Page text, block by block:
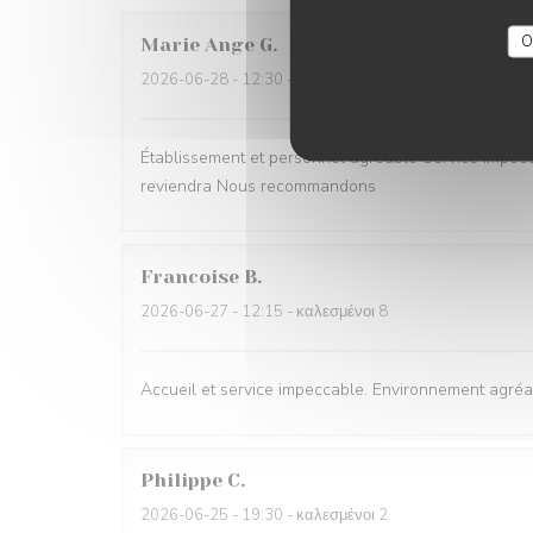
Marie Ange G
2026-06-28 - 12:30 - καλεσμένοι 2
Établissement et personnel agréable Service
reviendra Nous recommandons
Francoise B
2026-06-27 - 12:15 - καλεσμένοι 8
Accueil et service impeccable. Environnement
Philippe C
2026-06-25 - 19:30 - καλεσμένοι 2